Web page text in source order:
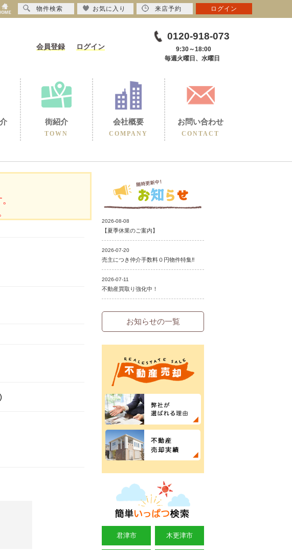
会員登録 ログイン
0120-918-073
9:30～18:00
毎週火曜日、水曜日
街紹介
TOWN
会社概要
COMPANY
お問い合わせ
CONTACT
お知らせの一覧
君津市 木更津市
物件検索 お気に入り 来店予約 ログイン